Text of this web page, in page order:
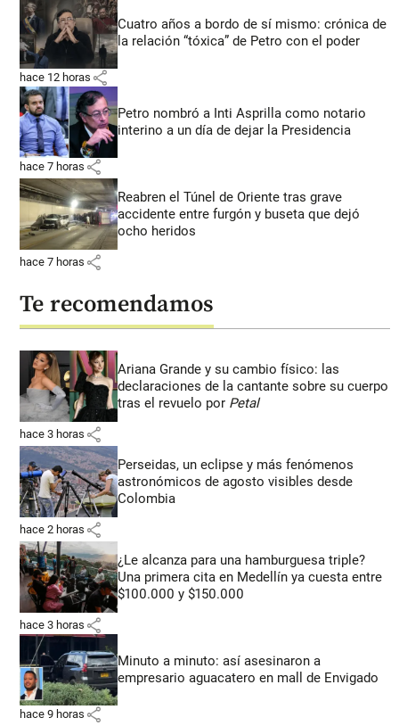
Cuatro años a bordo de sí mismo: crónica de
la relación “tóxica” de Petro con el poder
hace 12 horas share
Petro nombró a Inti Asprilla como notario
interino a un día de dejar la Presidencia
hace 7 horas share
Reabren el Túnel de Oriente tras grave
accidente entre furgón y buseta que dejó
ocho heridos
hace 7 horas share
Te recomendamos
Ariana Grande y su cambio físico: las
declaraciones de la cantante sobre su cuerpo
tras el revuelo por Petal
hace 3 horas share
Perseidas, un eclipse y más fenómenos
astronómicos de agosto visibles desde
Colombia
hace 2 horas share
¿Le alcanza para una hamburguesa triple?
Una primera cita en Medellín ya cuesta entre
$100.000 y $150.000
hace 3 horas share
Minuto a minuto: así asesinaron a
empresario aguacatero en mall de Envigado
hace 9 horas share